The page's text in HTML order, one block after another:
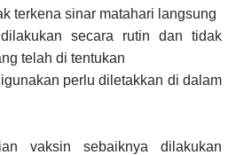
terkena sinar matahari langsung
secara rutin dan tidak
telah di tentukan
perlu diletakkan di dalam
vaksin sebaiknya dilakukan